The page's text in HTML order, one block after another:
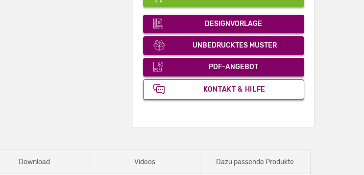
DESIGNVORLAGE
UNBEDRUCKTES MUSTER
PDF-ANGEBOT
KONTAKT & HILFE
Download Videos Dazu passende Produkte